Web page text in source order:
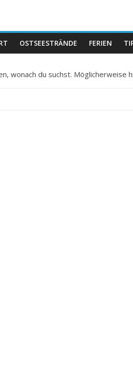
OSTSEESTRÄNDE FERIEN
wonach du suchst. Möglicherweise